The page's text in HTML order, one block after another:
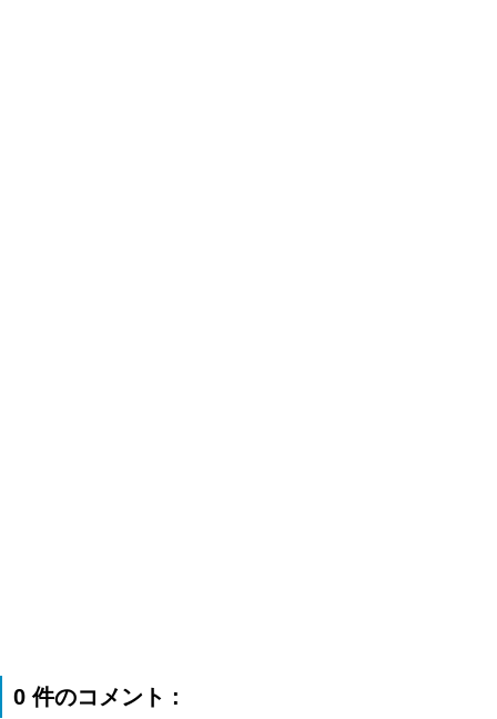
0 件のコメント :